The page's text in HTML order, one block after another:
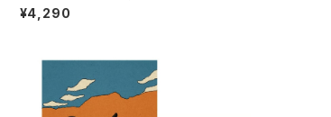
メトロポリタンクロスボトル MCB348 / GO T
¥4,290